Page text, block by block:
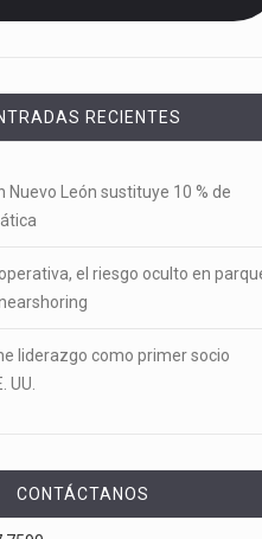
RECIENTES
Nuevo León sustituye 10 % de
el riesgo oculto en
liderazgo como primer socio
UU.
CONTÁCTANOS